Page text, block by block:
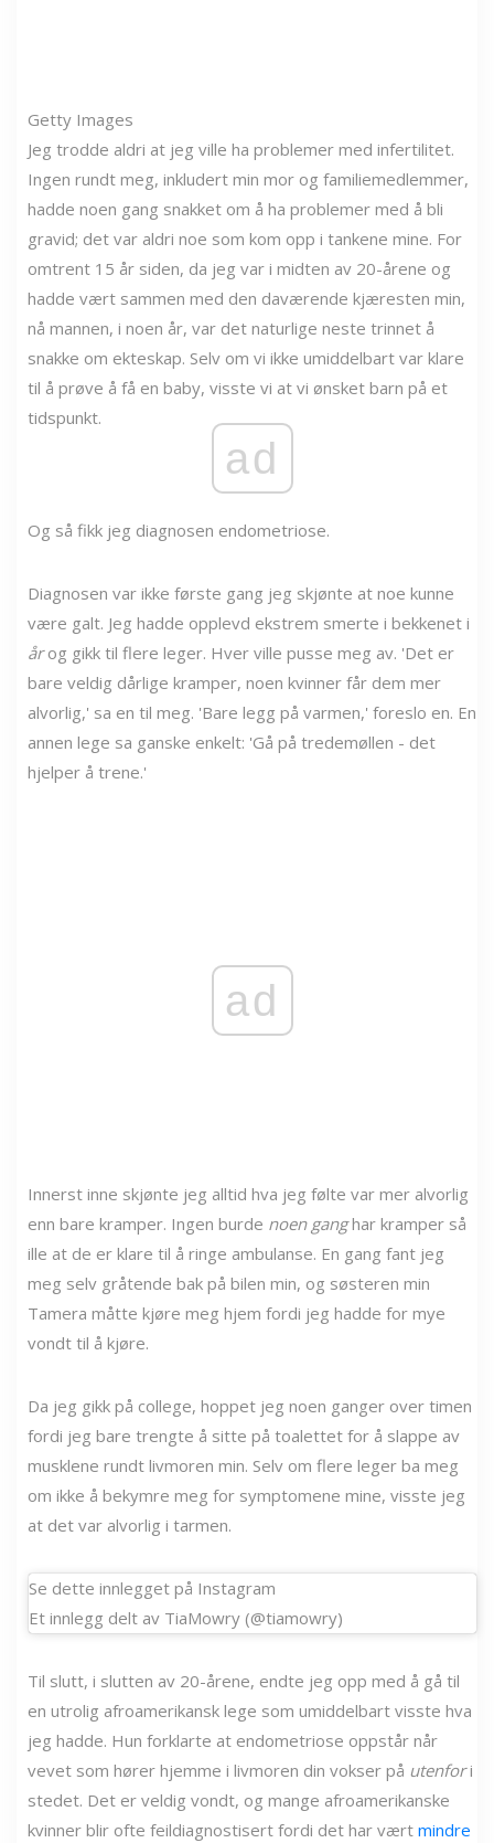
Getty Images
Jeg trodde aldri at jeg ville ha problemer med infertilitet.
Ingen rundt meg, inkludert min mor og familiemedlemmer,
hadde noen gang snakket om å ha problemer med å bli
gravid; det var aldri noe som kom opp i tankene mine. For
omtrent 15 år siden, da jeg var i midten av 20-årene og
hadde vært sammen med den daværende kjæresten min,
nå mannen, i noen år, var det naturlige neste trinnet å
snakke om ekteskap. Selv om vi ikke umiddelbart var klare
til å prøve å få en baby, visste vi at vi ønsket barn på et
tidspunkt.
ad
Og så fikk jeg diagnosen endometriose.
Diagnosen var ikke første gang jeg skjønte at noe kunne
være galt. Jeg hadde opplevd ekstrem smerte i bekkenet i
årog gikk til flere leger. Hver ville pusse meg av. 'Det er
bare veldig dårlige kramper, noen kvinner får dem mer
alvorlig,' sa en til meg. 'Bare legg på varmen,' foreslo en. En
annen lege sa ganske enkelt: 'Gå på tredemøllen - det
hjelper å trene.'
ad
Innerst inne skjønte jeg alltid hva jeg følte var mer alvorlig
enn bare kramper. Ingen burde noen ganghar kramper så
ille at de er klare til å ringe ambulanse. En gang fant jeg
meg selv gråtende bak på bilen min, og søsteren min
Tamera måtte kjøre meg hjem fordi jeg hadde for mye
vondt til å kjøre.
Da jeg gikk på college, hoppet jeg noen ganger over timen
fordi jeg bare trengte å sitte på toalettet for å slappe av
musklene rundt livmoren min. Selv om flere leger ba meg
om ikke å bekymre meg for symptomene mine, visste jeg
at det var alvorlig i tarmen.
Se dette innlegget på Instagram
Et innlegg delt av TiaMowry (@tiamowry)
Til slutt, i slutten av 20-årene, endte jeg opp med å gå til
en utrolig afroamerikansk lege som umiddelbart visste hva
jeg hadde. Hun forklarte at endometriose oppstår når
vevet som hører hjemme i livmoren din vokser på utenfori
stedet. Det er veldig vondt, og mange afroamerikanske
kvinner blir ofte feildiagnostisert fordi det har vært mindre